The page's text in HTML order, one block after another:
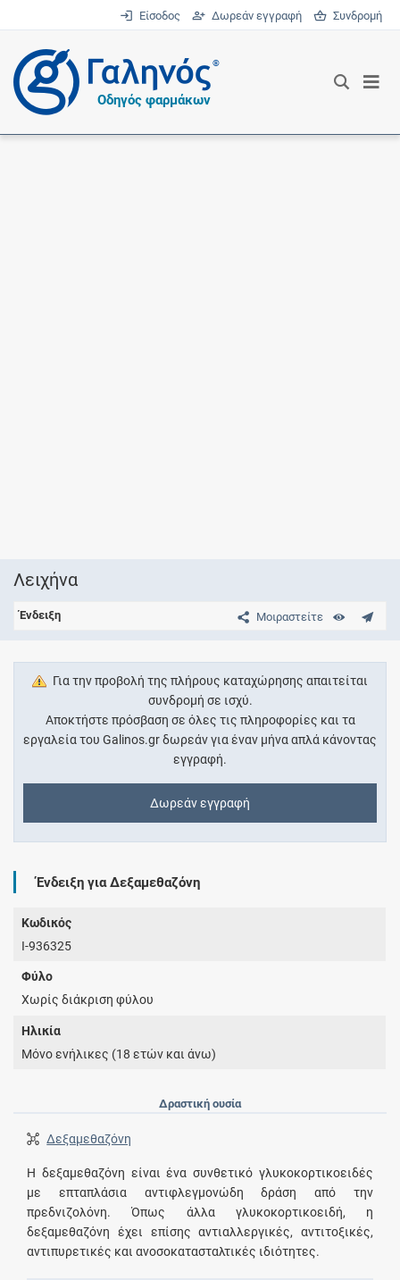
Είσοδος Δωρεάν εγγραφή Συνδρομή
®
Οδηγός φαρμάκων
Λειχήνα
Μοιραστείτε
Ένδειξη
Για την προβολή της πλήρους καταχώρησης απαιτείται
συνδρομή σε ισχύ.
Αποκτήστε πρόσβαση σε όλες τις πληροφορίες και τα
εργαλεία του Galinos.gr δωρεάν για έναν μήνα απλά κάνοντας
εγγραφή.
Δωρεάν εγγραφή
Ένδειξη για Δεξαμεθαζόνη
Κωδικός
I-936325
Φύλο
Χωρίς διάκριση φύλου
Ηλικία
Μόνο ενήλικες (18 ετών και άνω)
Δραστική ουσία
Δεξαμεθαζόνη
Η δεξαμεθαζόνη είναι ένα συνθετικό γλυκοκορτικοειδές
με επταπλάσια αντιφλεγμονώδη δράση από την
πρεδνιζολόνη. Όπως άλλα γλυκοκορτικοειδή, η
δεξαμεθαζόνη έχει επίσης αντιαλλεργικές, αντιτοξικές,
αντιπυρετικές και ανοσοκατασταλτικές ιδιότητες.